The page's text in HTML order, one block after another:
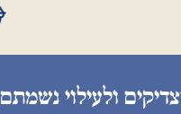
ולעילוי